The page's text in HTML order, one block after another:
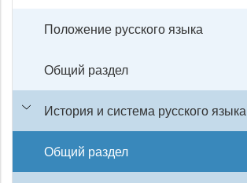
Положение русского языка
Общий раздел
История и система русского языка
Общий раздел